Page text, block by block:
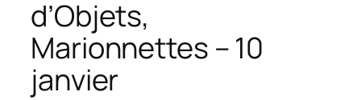
d’Objets,
Marionnettes – 10
janvier